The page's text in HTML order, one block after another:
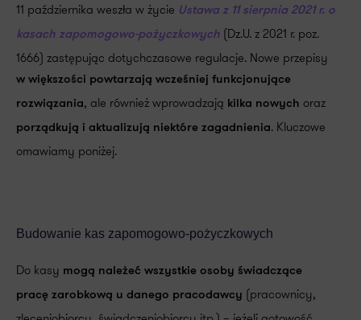
11 października weszła w życie Ustawa z 11 sierpnia 2021 r. o
kasach zapomogowo-pożyczkowych (Dz.U. z 2021 r. poz.
1666) zastępując dotychczasowe regulacje. Nowe przepisy
w większości powtarzają wcześniej funkcjonujące
rozwiązania, ale również wprowadzają kilka nowych oraz
porządkują i aktualizują niektóre zagadnienia. Kluczowe
omawiamy poniżej.
Budowanie kas zapomogowo-pożyczkowych
Do kasy mogą należeć wszystkie osoby świadczące
pracę zarobkową u danego pracodawcy (pracownicy,